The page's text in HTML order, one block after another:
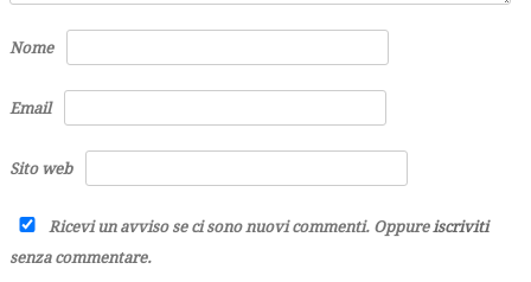
Nome
Email
Sito web
Ricevi un avviso se ci sono nuovi commenti. Oppureiscriviti
senza commentare.